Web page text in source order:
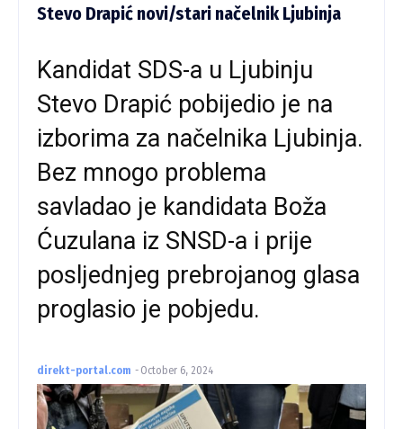
Stevo Drapić novi/stari načelnik Ljubinja
Kandidat SDS-a u Ljubinju
Stevo Drapić pobijedio je na
izborima za načelnika Ljubinja.
Bez mnogo problema
savladao je kandidata Boža
Ćuzulana iz SNSD-a i prije
posljednjeg prebrojanog glasa
proglasio je pobjedu.
direkt-portal.com - October 6, 2024